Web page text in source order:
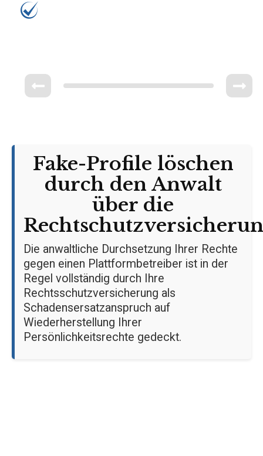
Fake-Profile löschen
durch den Anwalt
über die
Die anwaltliche Durchsetzung Ihrer Rechte
gegen einen Plattformbetreiber ist in der
Regel vollständig durch Ihre
Rechtsschutzversicherung als
Schadensersatzanspruch auf
Wiederherstellung Ihrer
Persönlichkeitsrechte gedeckt.